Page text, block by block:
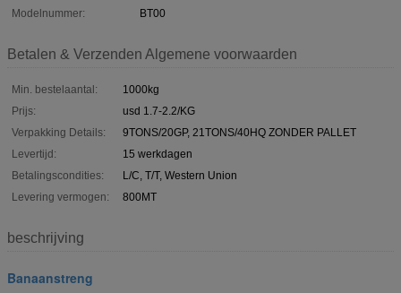
Modelnummer:
BT00
Betalen & Verzenden Algemene voorwaarden
Min. bestelaantal:
1000kg
Prijs:
usd 1.7-2.2/KG
Verpakking Details:
9TONS/20GP, 21TONS/40HQ ZONDER PALLET
Levertijd:
15 werkdagen
Betalingscondities:
L/C, T/T, Western Union
Levering vermogen:
800MT
beschrijving
Banaanstreng